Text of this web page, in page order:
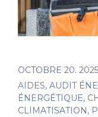
OCTOBRE 20. 2025
AIDES, AUDIT
ÉNERGÉTIQUE,
CLIMATISATION ,